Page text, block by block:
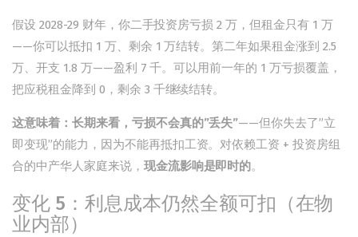
假设 2028-29 财年，你二手投资房亏损 2 万，但租金只有 1 万
——你可以抵扣 1 万、剩余 1 万结转。第二年如果租金涨到 2.5
万、开支 1.8 万——盈利 7 千。可以用前一年的 1 万亏损覆盖，
把应税租金降到 0，剩余 3 千继续结转。
这意味着：长期来看，亏损不会真的”丢失”——但你失去了”立
即变现”的能力，因为不能再抵扣工资。对依赖工资 + 投资房组
合的中产华人家庭来说， 现金流影响是即时的。
变化 5：利息成本仍然全额可扣（在物
业内部）